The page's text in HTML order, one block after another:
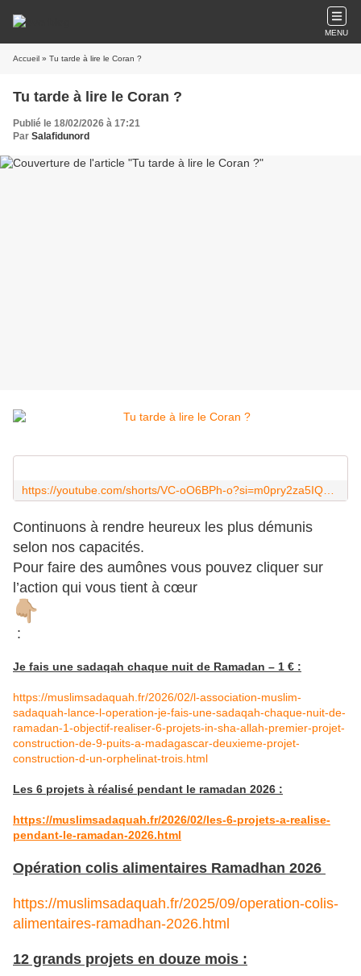
MENU
Accueil » Tu tarde à lire le Coran ?
Tu tarde à lire le Coran ?
Publié le 18/02/2026 à 17:21
Par Salafidunord
Continuons à rendre heureux les plus démunis
selon nos capacités.
Pour faire des aumônes vous pouvez cliquer sur
l’action qui vous tient à cœur
:
Je fais une sadaqah chaque nuit de Ramadan – 1 € :
https://muslimsadaquah.fr/2026/02/l-association-muslim-
sadaquah-lance-l-operation-je-fais-une-sadaqah-chaque-nuit-de-
ramadan-1-objectif-realiser-6-projets-in-sha-allah-premier-projet-
construction-de-9-puits-a-madagascar-deuxieme-projet-
construction-d-un-orphelinat-trois.html
Les 6 projets à réalisé pendant le ramadan 2026 :
https://muslimsadaquah.fr/2026/02/les-6-projets-a-realise-
pendant-le-ramadan-2026.html
Opération colis alimentaires Ramadhan 2026
https://muslimsadaquah.fr/2025/09/operation-colis-
alimentaires-ramadhan-2026.html
12 grands projets en douze mois :